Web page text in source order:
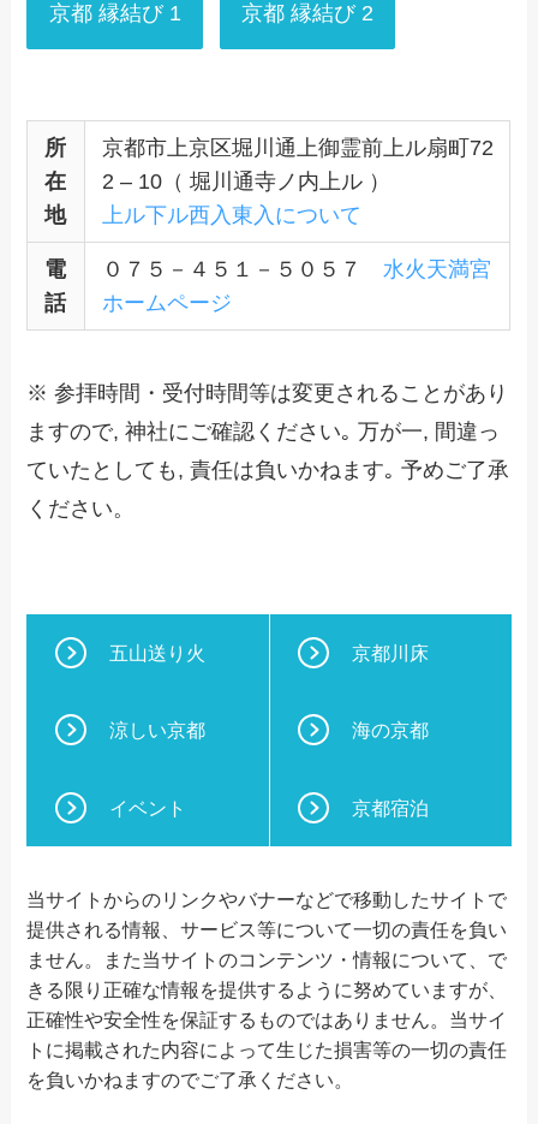
京都 縁結び 1 京都 縁結び 2
所
在
地
京都市上京区堀川通上御霊前上ル扇町72
2 – 10（ 堀川通寺ノ内上ル ）
上ル下ル西入東入について
電
話
０７５－４５１－５０５７ 水火天満宮
ホームページ
※ 参拝時間・受付時間等は変更されることがあり
ますので, 神社にご確認ください｡ 万が一, 間違っ
ていたとしても, 責任は負いかねます｡ 予めご了承
ください。
五山送り火 京都川床
涼しい京都 海の京都
イベント 京都宿泊
当サイトからのリンクやバナーなどで移動したサイトで
提供される情報、サービス等について一切の責任を負い
ません。また当サイトのコンテンツ・情報について、で
きる限り正確な情報を提供するように努めていますが、
正確性や安全性を保証するものではありません。当サイ
トに掲載された内容によって生じた損害等の一切の責任
を負いかねますのでご了承ください。